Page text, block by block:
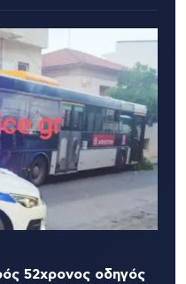
52χρονος οδηγός